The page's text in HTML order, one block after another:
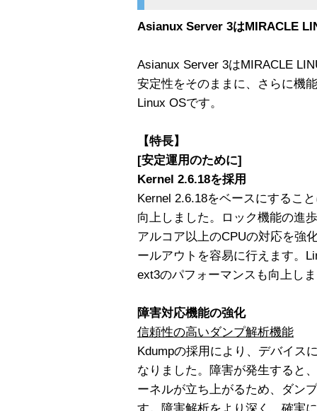
Asianux Server 3はMIRACLE
Asianux Server 3はMIRACLE
安定性をそのままに、さらに機
Linux OSです。
【特長】
[安定運用のために]
Kernel 2.6.18を採用
Kernel 2.6.18をベースにするこ
向上しました。ロック機能の進
アルコア以上のCPUの対応を強
ールアウトを容易に行えます。
ext3のパフォーマンスも向上し
障害対応機能の強化
信頼性の高いダンプ解析機能
Kdumpの採用により、デバイス
なりました。障害が発生すると
ーネルが立ち上がるため、ダン